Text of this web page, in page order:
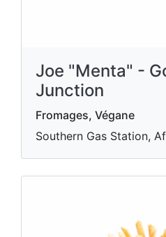
Joe "Menta" -
Junction
Fromages, Végane
Southern Gas Station,